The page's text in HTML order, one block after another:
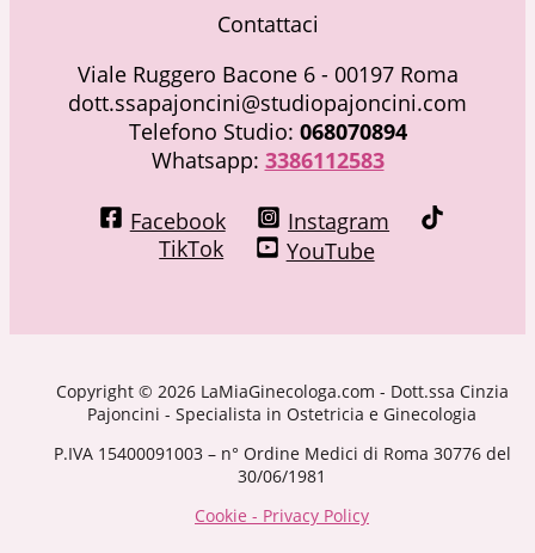
Contattaci
Viale Ruggero Bacone 6 - 00197 Roma
dott.ssapajoncini@studiopajoncini.com
Telefono Studio: 068070894
Whatsapp: 3386112583
Facebook
Instagram
TikTok
YouTube
Copyright © 2026 LaMiaGinecologa.com - Dott.ssa Cinzia
Pajoncini - Specialista in Ostetricia e Ginecologia
P.IVA 15400091003 – n° Ordine Medici di Roma 30776 del
30/06/1981
Cookie - Privacy Policy